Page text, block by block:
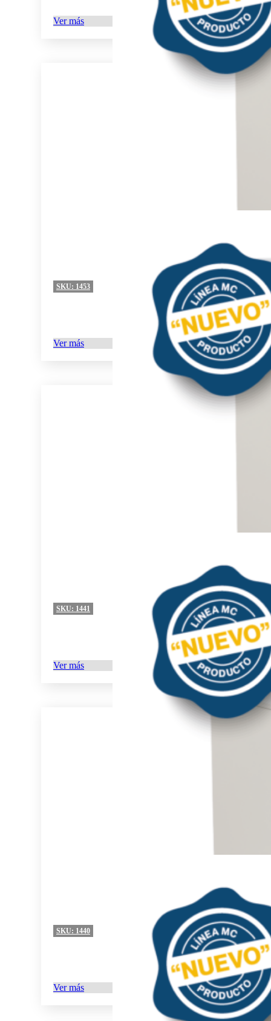
Ver más
SKU: 1453
Ver más
SKU: 1441
Ver más
SKU: 1440
Ver más